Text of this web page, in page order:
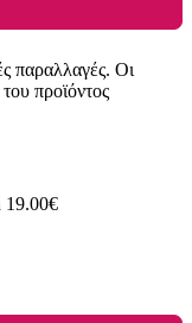
παραλλαγές. Οι
προϊόντος
19.00€